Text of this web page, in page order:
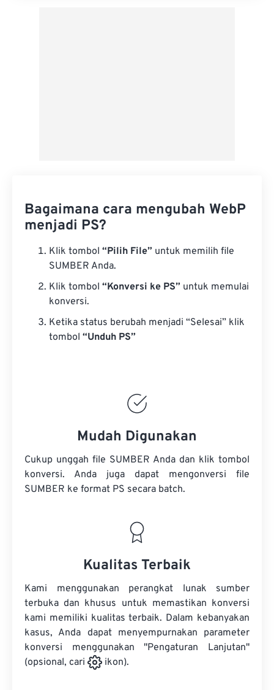
Bagaimana cara mengubah WebP
menjadi PS?
Klik tombol “Pilih File” untuk memilih file
SUMBER Anda.
Klik tombol “Konversi ke PS” untuk memulai
konversi.
Ketika status berubah menjadi “Selesai” klik
tombol “Unduh PS”
Mudah Digunakan
Cukup unggah file SUMBER Anda dan klik tombol
konversi. Anda juga dapat mengonversi file
SUMBER ke format PS secara batch.
Kualitas Terbaik
Kami menggunakan perangkat lunak sumber
terbuka dan khusus untuk memastikan konversi
kami memiliki kualitas terbaik. Dalam kebanyakan
kasus, Anda dapat menyempurnakan parameter
konversi menggunakan "Pengaturan Lanjutan"
(opsional, cari
ikon).